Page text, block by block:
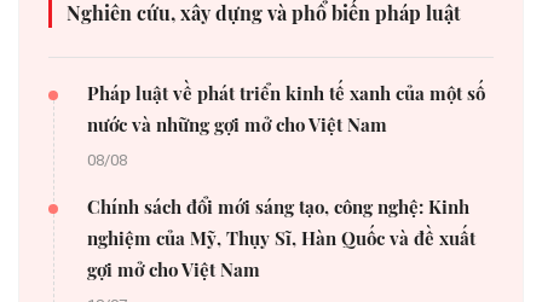
Nghiên cứu, xây dựng và phổ biến pháp luật
Pháp luật về phát triển kinh tế xanh của một số
nước và những gợi mở cho Việt Nam
08/08
Chính sách đổi mới sáng tạo, công nghệ: Kinh
nghiệm của Mỹ, Thụy Sĩ, Hàn Quốc và đề xuất
gợi mở cho Việt Nam